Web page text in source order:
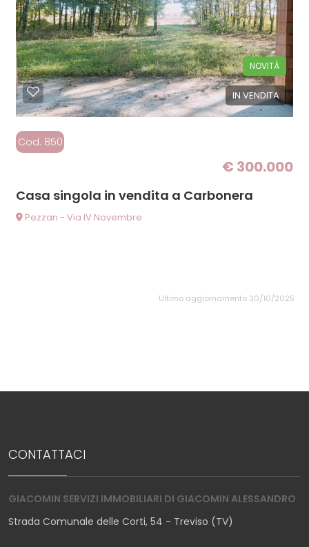
IN VENDITA
NOVITÀ
Cod. 850
€ 300.000
Casa singola in vendita a Carbonera
Pezzan - Via IV Novembre
Ultimo aggiornamento 30/10/2025
CONTATTACI
GIACOMIN SERVIZI IMMOBILIARI DI GIACOMIN ALESSANDRO
Strada Comunale delle Corti, 54 - Treviso (TV)